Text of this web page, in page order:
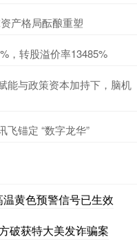
产格局酝酿重塑
，转股溢价率13485%
能与政策资本加持下，脑机
飞锚定 “数字龙华”
黄色预警信号已生效
破获特大美发诈骗案